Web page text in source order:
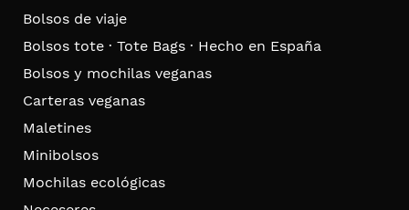
Bolsos de viaje
Bolsos tote · Tote Bags · Hecho en España
Bolsos y mochilas veganas
Carteras veganas
Maletines
Minibolsos
Mochilas ecológicas